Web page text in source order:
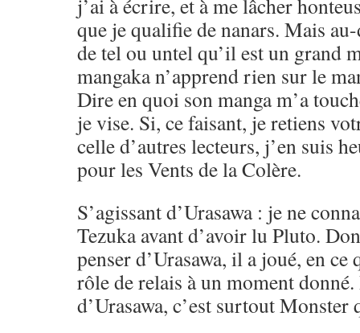
j’ai à écrire, et à me lâcher
que je qualifie de nanars. Mais
de tel ou untel qu’il est un grand
mangaka n’apprend rien sur le
Dire en quoi son manga m’a
je vise. Si, ce faisant, je retiens
celle d’autres lecteurs, j’en suis
pour les Vents de la Colère.
S’agissant d’Urasawa : je ne
Tezuka avant d’avoir lu Pluto.
penser d’Urasawa, il a joué, en
rôle de relais à un moment
d’Urasawa, c’est surtout Monster